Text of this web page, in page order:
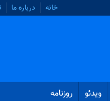
خانه درباره ما
ویدئو روزنامه